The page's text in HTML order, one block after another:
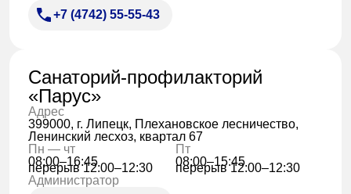
+7 (4742) 55-55-43
Санаторий-профилакторий
«Парус»
Адрес
399000, г. Липецк, Плехановское лесничество,
Ленинский лесхоз, квартал 67
Пн — чт
08:00–16:45
перерыв 12:00–12:30
Пт
08:00–15:45
перерыв 12:00–12:30
Администратор